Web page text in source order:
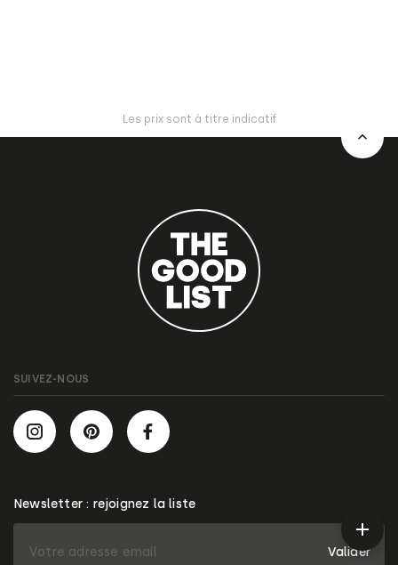
Les prix sont à titre indicatif
SUIVEZ-NOUS
Newsletter : rejoignez la liste
Valider